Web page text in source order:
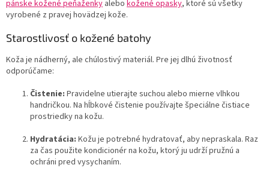
pánske kožené peňaženky alebo kožené opasky, ktoré sú všetky
vyrobené z pravej hovädzej kože.
Starostlivosť o kožené batohy
Koža je nádherný, ale chúlostivý materiál. Pre jej dlhú životnosť
odporúčame:
Čistenie: Pravidelne utierajte suchou alebo mierne vlhkou
handričkou. Na hĺbkové čistenie používajte špeciálne čistiace
prostriedky na kožu.
Hydratácia: Kožu je potrebné hydratovať, aby nepraskala. Raz
za čas použite kondicionér na kožu, ktorý ju udrží pružnú a
ochráni pred vysychaním.